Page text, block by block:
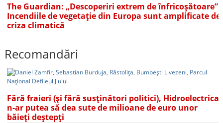
The Guardian: „Descoperiri extrem de înfricoșătoare”.
Incendiile de vegetație din Europa sunt amplificate de
criza climatică
Recomandări
Fără fraieri (și fără susținători politici), Hidroelectrica
n-ar putea să dea sute de milioane de euro unor
băieți deștepți